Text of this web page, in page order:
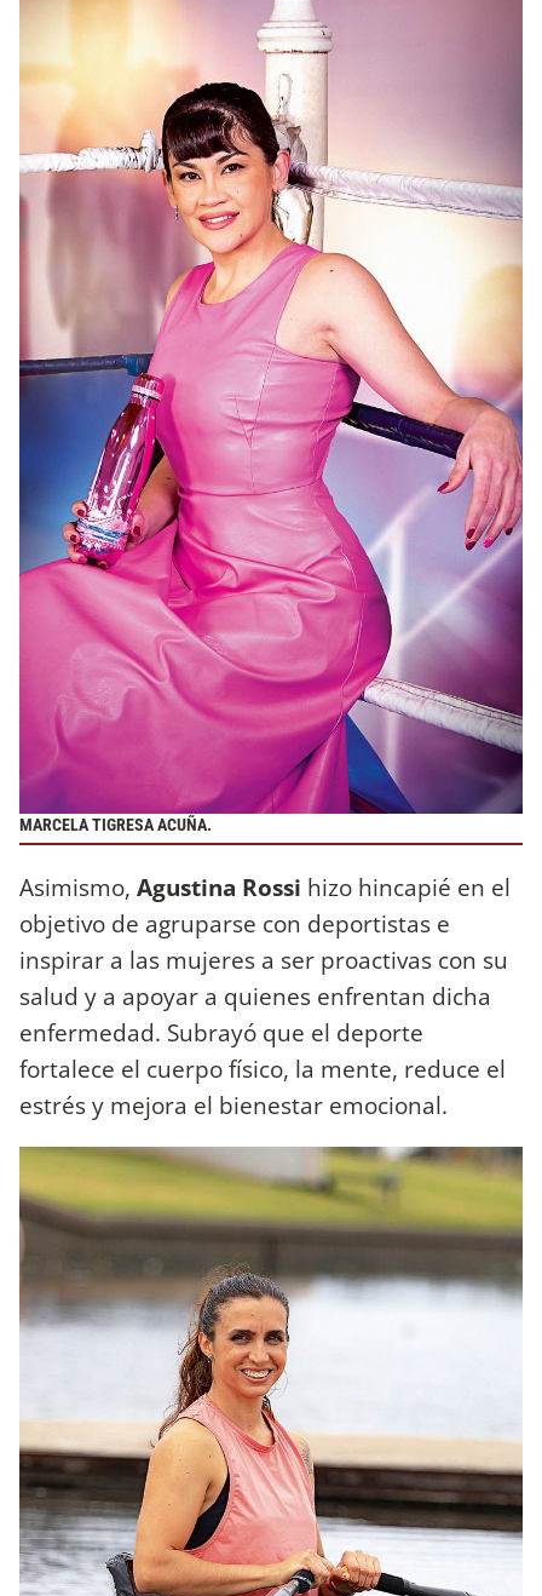
MARCELA TIGRESA ACUÑA.
Asimismo, Agustina Rossi hizo hincapié en el
objetivo de agruparse con deportistas e
inspirar a las mujeres a ser proactivas con su
salud y a apoyar a quienes enfrentan dicha
enfermedad. Subrayó que el deporte
fortalece el cuerpo físico, la mente, reduce el
estrés y mejora el bienestar emocional.